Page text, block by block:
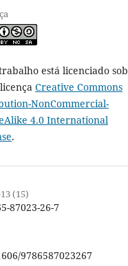
está licenciado sob
Creative Commons
NonCommercial-
4.0 International
.
(15)
87023-26-7
9786587023267